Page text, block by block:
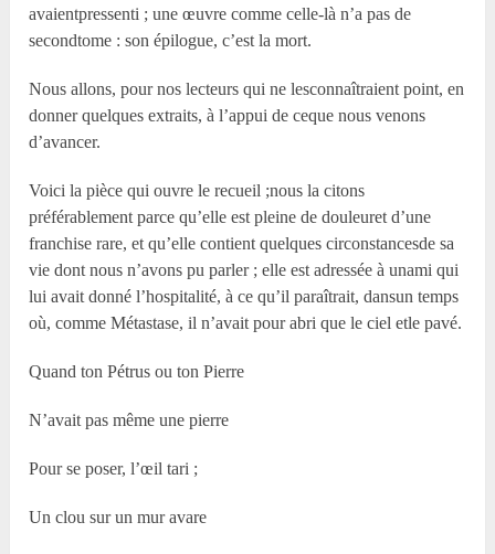
avaientpressenti ; une œuvre comme celle-là n’a pas de
secondtome : son épilogue, c’est la mort.
Nous allons, pour nos lecteurs qui ne lesconnaîtraient point, en
donner quelques extraits, à l’appui de ceque nous venons
d’avancer.
Voici la pièce qui ouvre le recueil ;nous la citons
préférablement parce qu’elle est pleine de douleuret d’une
franchise rare, et qu’elle contient quelques circonstancesde sa
vie dont nous n’avons pu parler ; elle est adressée à unami qui
lui avait donné l’hospitalité, à ce qu’il paraîtrait, dansun temps
où, comme Métastase, il n’avait pour abri que le ciel etle pavé.
Quand ton Pétrus ou ton Pierre
N’avait pas même une pierre
Pour se poser, l’œil tari ;
Un clou sur un mur avare